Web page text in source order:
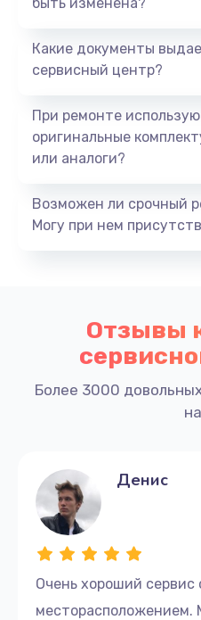
Какие документы
сервисный центр?
При ремонте
оригинальные
или аналоги?
Возможен ли срочный
Могу при нем
Отзывы
Более 3000
Очень хороший сервис
месторасположением.
Денис